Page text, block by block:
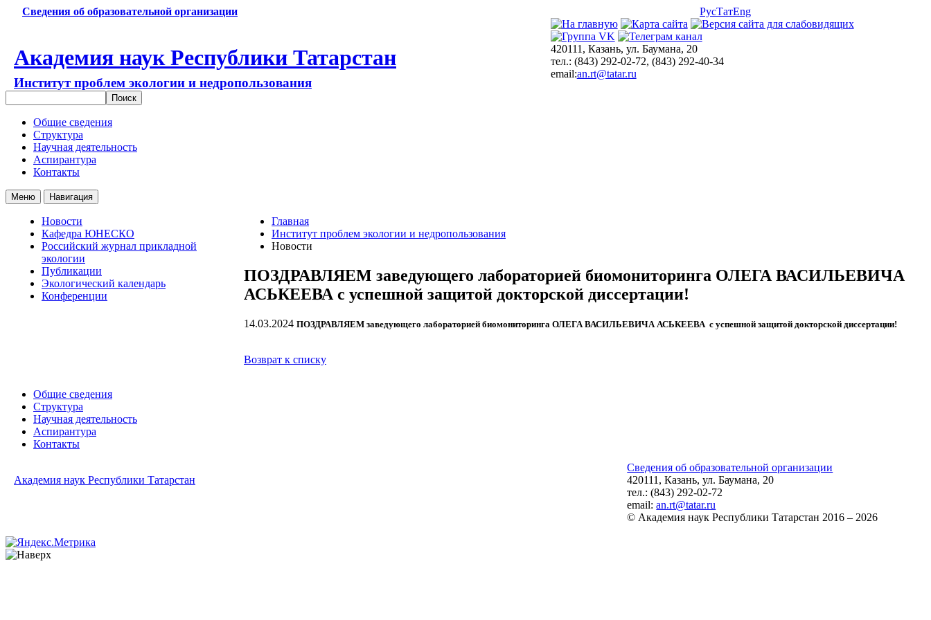
Сведения об образовательной организации РусТатEng
Академия наук Республики Татарстан
Институт проблем экологии и недропользования
420111, Казань, ул. Баумана, 20
тел.: (843) 292-02-72, (843) 292-40-34
email:an.rt@tatar.ru
Общие сведения
Структура
Научная деятельность
Аспирантура
Контакты
Меню Навигация
Новости
Кафедра ЮНЕСКО
Российский журнал прикладной
экологии
Публикации
Экологический календарь
Конференции
Главная
Институт проблем экологии и недропользования
Новости
ПОЗДРАВЛЯЕМ заведующего лабораторией биомониторинга ОЛЕГА ВАСИЛЬЕВИЧА
АСЬКЕЕВА с успешной защитой докторской диссертации!
14.03.2024 ПОЗДРАВЛЯЕМ заведующего лабораторией биомониторинга ОЛЕГА ВАСИЛЬЕВИЧА АСЬКЕЕВА с успешной защитой докторской диссертации!
Возврат к списку
Общие сведения
Структура
Научная деятельность
Аспирантура
Контакты
Академия наук Республики Татарстан
Сведения об образовательной организации
420111, Казань, ул. Баумана, 20
тел.: (843) 292-02-72
email:an.rt@tatar.ru
© Академия наук Республики Татарстан 2016 – 2026